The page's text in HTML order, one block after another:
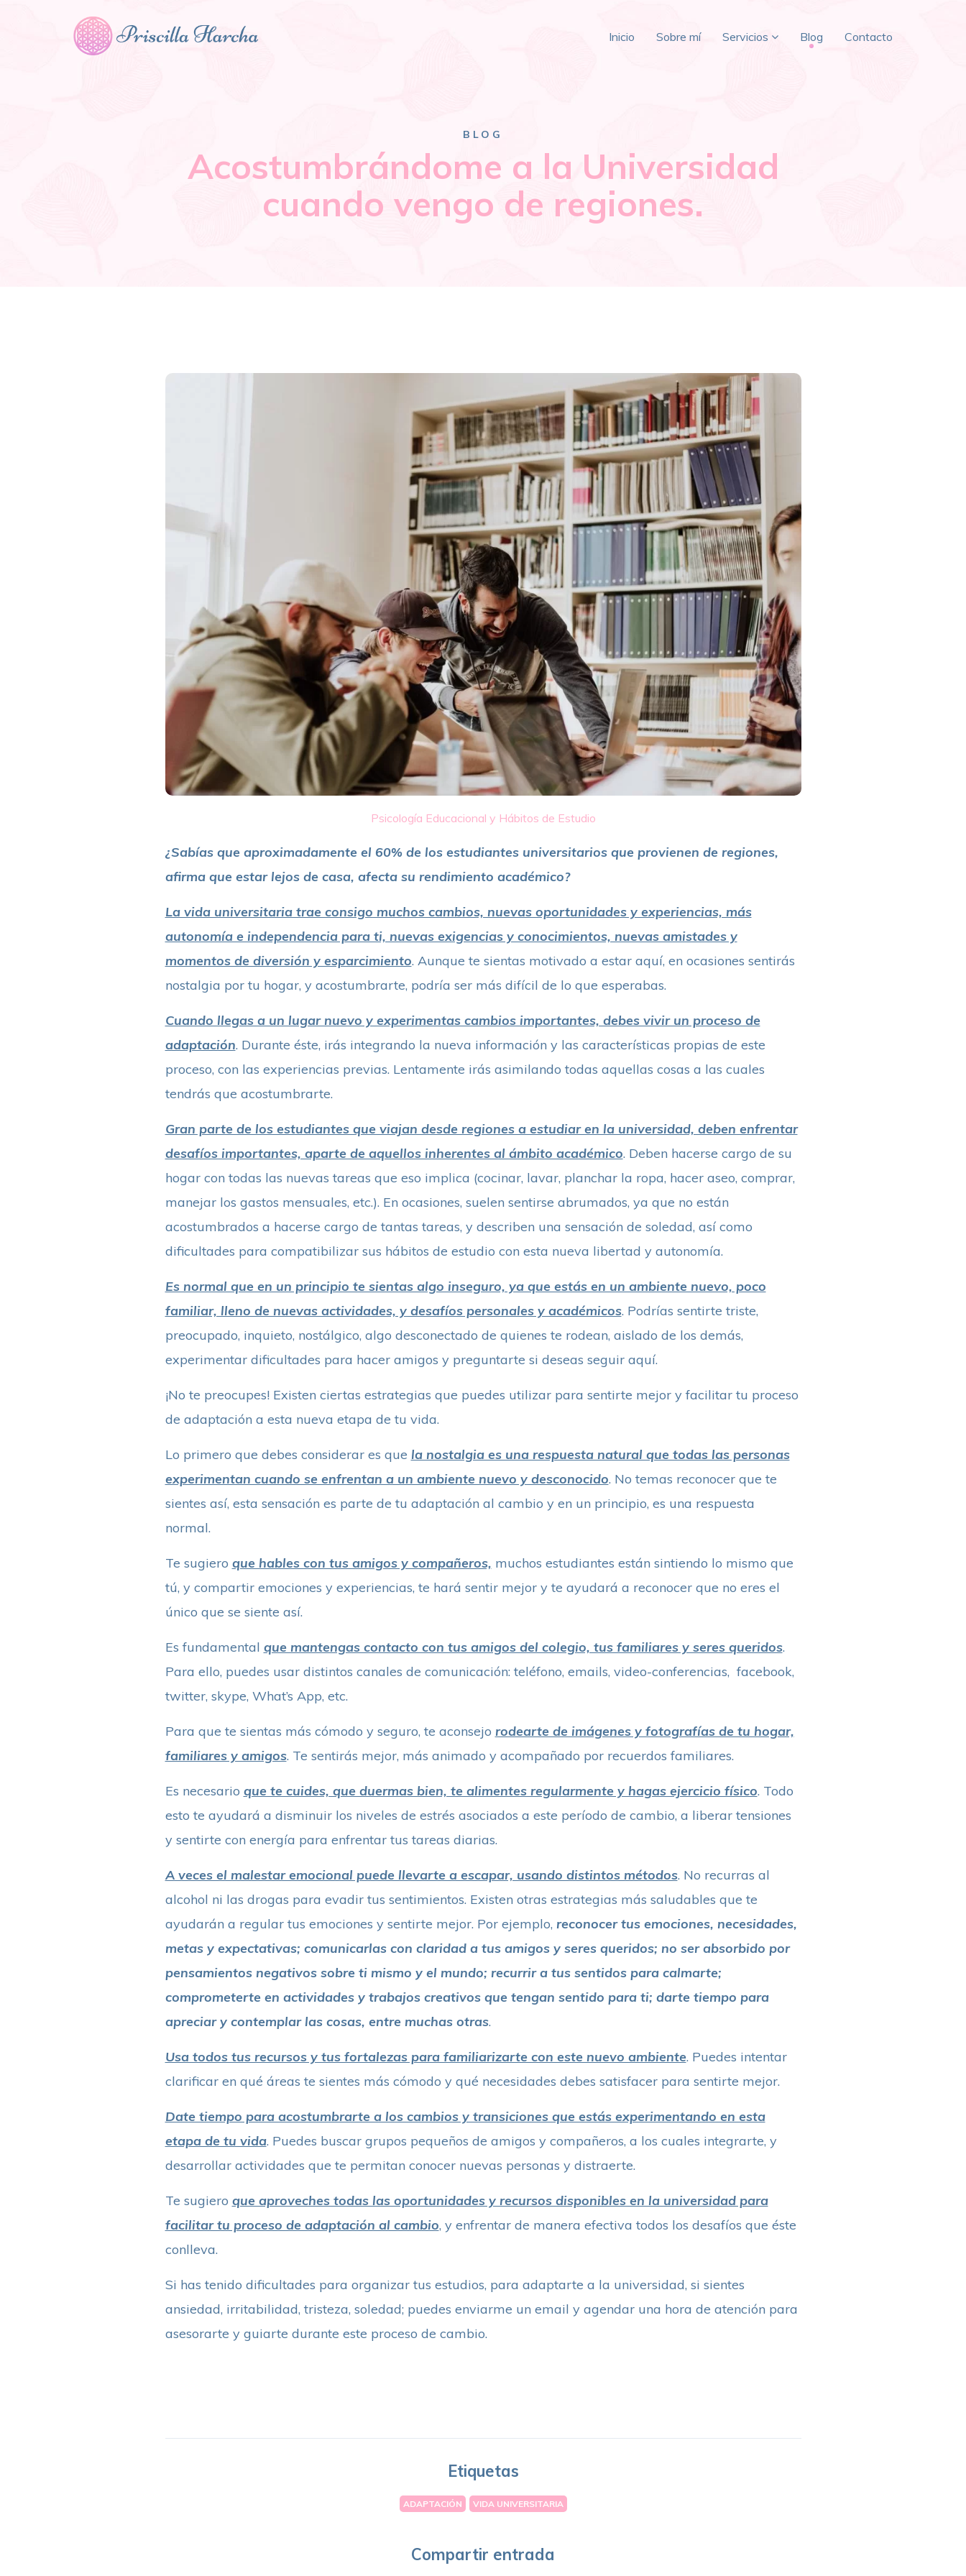
Inicio Sobre mí Servicios Blog Contacto
BLOG
Acostumbrándome a la Universidad
cuando vengo de regiones.
Psicología Educacional y Hábitos de Estudio
¿Sabías que aproximadamente el 60% de los estudiantes universitarios que provienen de regiones,
afirma que estar lejos de casa, afecta su rendimiento académico?
La vida universitaria trae consigo muchos cambios, nuevas oportunidades y experiencias, más
autonomía e independencia para ti, nuevas exigencias y conocimientos, nuevas amistades y
momentos de diversión y esparcimiento. Aunque te sientas motivado a estar aquí, en ocasiones sentirás
nostalgia por tu hogar, y acostumbrarte, podría ser más difícil de lo que esperabas.
Cuando llegas a un lugar nuevo y experimentas cambios importantes, debes vivir un proceso de
adaptación. Durante éste, irás integrando la nueva información y las características propias de este
proceso, con las experiencias previas. Lentamente irás asimilando todas aquellas cosas a las cuales
tendrás que acostumbrarte.
Gran parte de los estudiantes que viajan desde regiones a estudiar en la universidad, deben enfrentar
desafíos importantes, aparte de aquellos inherentes al ámbito académico. Deben hacerse cargo de su
hogar con todas las nuevas tareas que eso implica (cocinar, lavar, planchar la ropa, hacer aseo, comprar,
manejar los gastos mensuales, etc.). En ocasiones, suelen sentirse abrumados, ya que no están
acostumbrados a hacerse cargo de tantas tareas, y describen una sensación de soledad, así como
dificultades para compatibilizar sus hábitos de estudio con esta nueva libertad y autonomía.
Es normal que en un principio te sientas algo inseguro, ya que estás en un ambiente nuevo, poco
familiar, lleno de nuevas actividades, y desafíos personales y académicos. Podrías sentirte triste,
preocupado, inquieto, nostálgico, algo desconectado de quienes te rodean, aislado de los demás,
experimentar dificultades para hacer amigos y preguntarte si deseas seguir aquí.
¡No te preocupes! Existen ciertas estrategias que puedes utilizar para sentirte mejor y facilitar tu proceso
de adaptación a esta nueva etapa de tu vida.
Lo primero que debes considerar es que la nostalgia es una respuesta natural que todas las personas
experimentan cuando se enfrentan a un ambiente nuevo y desconocido. No temas reconocer que te
sientes así, esta sensación es parte de tu adaptación al cambio y en un principio, es una respuesta
normal.
Te sugiero que hables con tus amigos y compañeros, muchos estudiantes están sintiendo lo mismo que
tú, y compartir emociones y experiencias, te hará sentir mejor y te ayudará a reconocer que no eres el
único que se siente así.
Es fundamental que mantengas contacto con tus amigos del colegio, tus familiares y seres queridos.
Para ello, puedes usar distintos canales de comunicación: teléfono, emails, video-conferencias, facebook,
twitter, skype, What’s App, etc.
Para que te sientas más cómodo y seguro, te aconsejo rodearte de imágenes y fotografías de tu hogar,
familiares y amigos. Te sentirás mejor, más animado y acompañado por recuerdos familiares.
Es necesario que te cuides, que duermas bien, te alimentes regularmente y hagas ejercicio físico. Todo
esto te ayudará a disminuir los niveles de estrés asociados a este período de cambio, a liberar tensiones
y sentirte con energía para enfrentar tus tareas diarias.
A veces el malestar emocional puede llevarte a escapar, usando distintos métodos. No recurras al
alcohol ni las drogas para evadir tus sentimientos. Existen otras estrategias más saludables que te
ayudarán a regular tus emociones y sentirte mejor. Por ejemplo, reconocer tus emociones, necesidades,
metas y expectativas; comunicarlas con claridad a tus amigos y seres queridos; no ser absorbido por
pensamientos negativos sobre ti mismo y el mundo; recurrir a tus sentidos para calmarte;
comprometerte en actividades y trabajos creativos que tengan sentido para ti; darte tiempo para
apreciar y contemplar las cosas, entre muchas otras.
Usa todos tus recursos y tus fortalezas para familiarizarte con este nuevo ambiente. Puedes intentar
clarificar en qué áreas te sientes más cómodo y qué necesidades debes satisfacer para sentirte mejor.
Date tiempo para acostumbrarte a los cambios y transiciones que estás experimentando en esta
etapa de tu vida. Puedes buscar grupos pequeños de amigos y compañeros, a los cuales integrarte, y
desarrollar actividades que te permitan conocer nuevas personas y distraerte.
Te sugiero que aproveches todas las oportunidades y recursos disponibles en la universidad para
facilitar tu proceso de adaptación al cambio, y enfrentar de manera efectiva todos los desafíos que éste
conlleva.
Si has tenido dificultades para organizar tus estudios, para adaptarte a la universidad, si sientes
ansiedad, irritabilidad, tristeza, soledad; puedes enviarme un email y agendar una hora de atención para
asesorarte y guiarte durante este proceso de cambio.
Etiquetas
ADAPTACIÓN VIDA UNIVERSITARIA
Compartir entrada